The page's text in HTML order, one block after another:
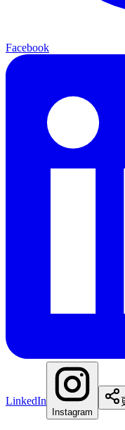
Facebook
LinkedIn
Instagram